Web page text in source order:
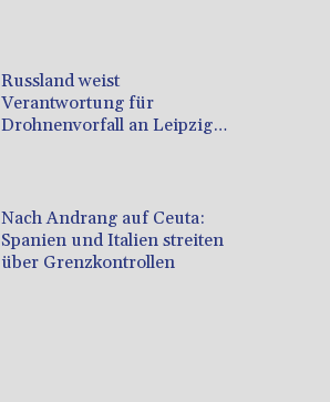
Russland weist
Verantwortung für
Drohnenvorfall an Leipziger
Nach Andrang auf Ceuta:
Spanien und Italien streiten
über Grenzkontrollen